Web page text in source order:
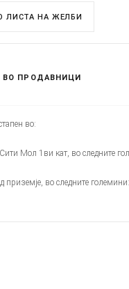
ЛИСТА НА ЖЕЛБИ
ВО ПРОДАВНИЦИ
во:
Мол 1ви кат, во следните
приземје, во следните